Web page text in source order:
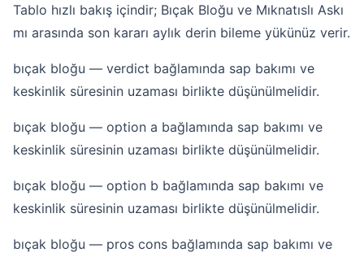
Tablo hızlı bakış içindir; Bıçak Bloğu ve Mıknatıslı Askı
mı arasında son kararı aylık derin bileme yükünüz verir.
bıçak bloğu — verdict bağlamında sap bakımı ve
keskinlik süresinin uzaması birlikte düşünülmelidir.
bıçak bloğu — option a bağlamında sap bakımı ve
keskinlik süresinin uzaması birlikte düşünülmelidir.
bıçak bloğu — option b bağlamında sap bakımı ve
keskinlik süresinin uzaması birlikte düşünülmelidir.
bıçak bloğu — pros cons bağlamında sap bakımı ve